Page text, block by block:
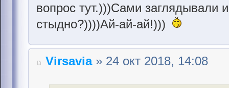
вопрос тут.)))Сами заглядывали
стыдно?))))Ай-ай-ай!)))
Virsavia» 24 окт 2018, 14:08